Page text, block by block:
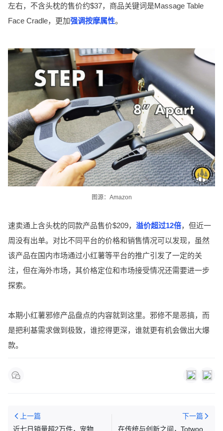
左右，不含头枕的售价约$37，商品关键词是Massage Table
Face Cradle，更加强调按摩属性。
图源：Amazon
速卖通上含头枕的同款产品售价$209， 溢价超过12倍，但近一
周没有出单。对比不同平台的价格和销售情况可以发现，虽然
该产品在国内市场通过小红薯等平台的推广引发了一定的关
注，但在海外市场，其价格定位和市场接受情况还需要进一步
探索。
本期小红薯邪修产品盘点的内容就到这里。邪修不是恶搞，而
是把利基需求做到极致，谁挖得更深，谁就更有机会做出大爆
款。
上一篇
近七日销量超2万件，宠物喷
下一篇
在传统与创新之间，Totwoo用